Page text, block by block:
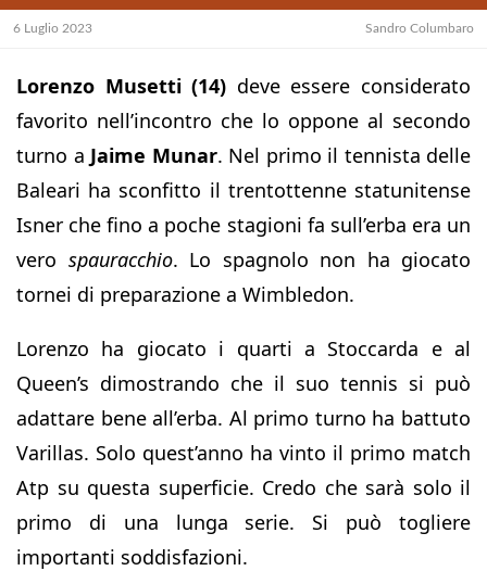
6 Luglio 2023 Sandro Columbaro
Lorenzo Musetti (14) deve essere considerato
favorito nell’incontro che lo oppone al secondo
turno a Jaime Munar. Nel primo il tennista delle
Baleari ha sconfitto il trentottenne statunitense
Isner che fino a poche stagioni fa sull’erba era un
vero spauracchio. Lo spagnolo non ha giocato
tornei di preparazione a Wimbledon.
Lorenzo ha giocato i quarti a Stoccarda e al
Queen’s dimostrando che il suo tennis si può
adattare bene all’erba. Al primo turno ha battuto
Varillas. Solo quest’anno ha vinto il primo match
Atp su questa superficie. Credo che sarà solo il
primo di una lunga serie. Si può togliere
importanti soddisfazioni.